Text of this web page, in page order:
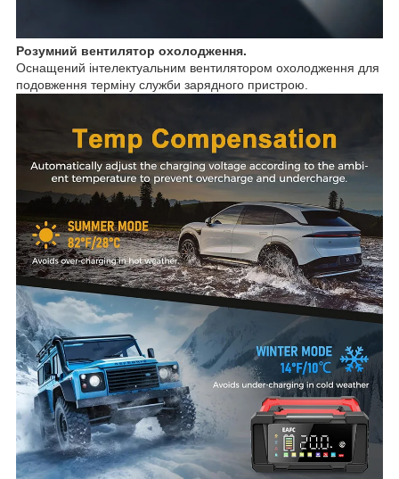
Розумний вентилятор охолодження.
Оснащений інтелектуальним вентилятором охолодження для
подовження терміну служби зарядного пристрою.